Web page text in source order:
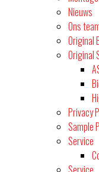
Nieuws
Ons
Original
Original
Privacy
Sample
Service